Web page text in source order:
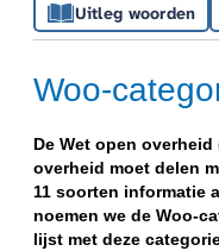
Uitleg woorden
Woo-
De Wet open
overheid moet delen
11 soorten informatie
noemen we de Woo-
lijst met deze